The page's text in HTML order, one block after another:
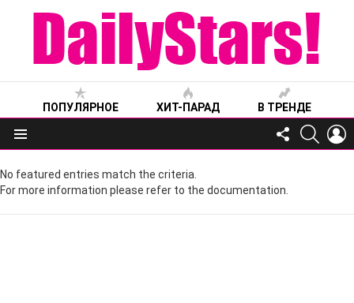
ПОПУЛЯРНОЕ ХИТ-ПАРАД В ТРЕНДЕ
Меню
FOLLOW
US
No featured entries match the criteria.
For more information please refer to the documentation.